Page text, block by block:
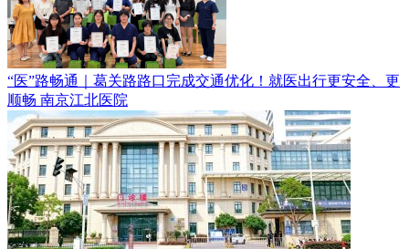
“医”路畅通｜葛关路路口完成交通优化！就医出行更安全、更
顺畅 南京江北医院